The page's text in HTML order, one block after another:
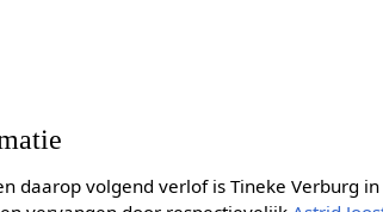
daarop volgend verlof is Tineke Verburg